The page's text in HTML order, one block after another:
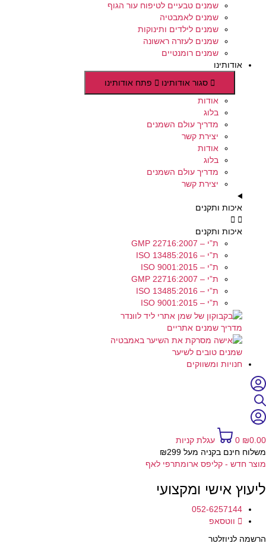
שמנים טבעיים לטיפוח עור הגוף
שמנים לאמבטיה
שמנים לילדים ותינוקות
שמנים לעזרה ראשונה
שמנים רומנטיים
אודותינו
סגור אודותינו
פתח אודותינו
אודות
בלוג
מדריך עולם השמנים
יצירת קשר
אודות
בלוג
מדריך עולם השמנים
יצירת קשר
איכות ותקנים
איכות ותקנים
ת”י – GMP 22716:2007
ת”י – ISO 13485:2016
ת”י – ISO 9001:2015
ת”י – GMP 22716:2007
ת”י – ISO 13485:2016
ת”י – ISO 9001:2015
מדריך שמנים אתריים
שמנים טובים לשיער
חנויות ומשווקים
₪0.00
0
עגלת קניות
משלוח חינם בקניה מעל ₪299
מוצר חדש - קליפס ארומתרפי לאף
ליעוץ אישי ומקצועי
052-6257144
ווטסאפ
הרשמה לניוזלטר